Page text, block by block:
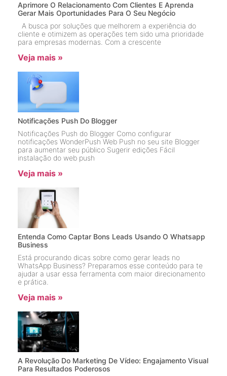
Aprimore O Relacionamento Com Clientes E Aprenda
Gerar Mais Oportunidades Para O Seu Negócio
A busca por soluções que melhorem a experiência do
cliente e otimizem as operações tem sido uma prioridade
para empresas modernas. Com a crescente
Veja mais »
Notificações Push Do Blogger
Notificações Push do Blogger Como configurar
notificações WonderPush Web Push no seu site Blogger
para aumentar seu público Sugerir edições Fácil
instalação do web push
Veja mais »
Entenda Como Captar Bons Leads Usando O Whatsapp
Business
Está procurando dicas sobre como gerar leads no
WhatsApp Business? Preparamos esse conteúdo para te
ajudar a usar essa ferramenta com maior direcionamento
e prática.
Veja mais »
A Revolução Do Marketing De Vídeo: Engajamento Visual
Para Resultados Poderosos